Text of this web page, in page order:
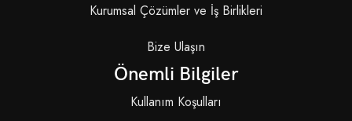
Kurumsal Çözümler ve İş Birlikleri
Bize Ulaşın
Önemli Bilgiler
Kullanım Koşulları